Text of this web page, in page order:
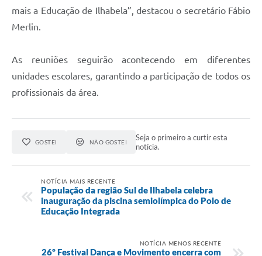
mais a Educação de Ilhabela”, destacou o secretário Fábio
Merlin.
As reuniões seguirão acontecendo em diferentes
unidades escolares, garantindo a participação de todos os
profissionais da área.
GOSTEI NÃO GOSTEI
Seja o primeiro a curtir esta
notícia.
NOTÍCIA MAIS RECENTE
População da região Sul de Ilhabela celebra
inauguração da piscina semiolímpica do Polo de
Educação Integrada
NOTÍCIA MENOS RECENTE
26º Festival Dança e Movimento encerra com